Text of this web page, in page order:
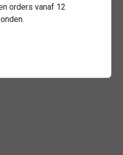
orders vanaf 12